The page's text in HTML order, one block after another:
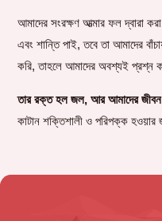
আমাদের সংরক্ষণ আত্মার ফল দ্বারা
এবং শান্তি পাই, তবে তা আমাদের
করি, তাহলে আমাদের অবশ্যই প্রশ্ন
তার রক্ত হল জল, আর আমাদের জীবন
কাটান শক্তিশালী ও পরিপক্ক হওয়ার